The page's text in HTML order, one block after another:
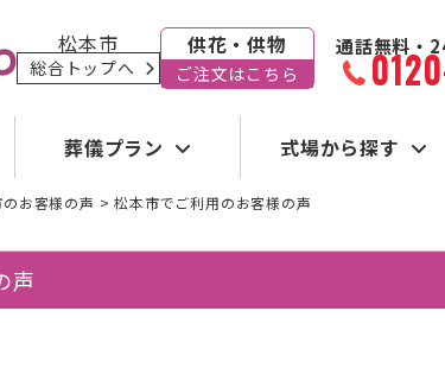
松本市
総合トップへ
供花・供物
ご注文はこちら
通話無料・
葬儀プラン 式場から探す
お客様の声 >松本市でご利用のお客様の声
声